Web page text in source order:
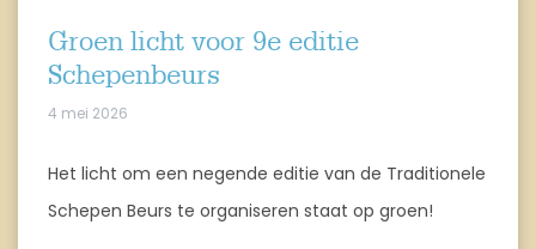
Groen licht voor 9e editie
Schepenbeurs
4 mei 2026
Het licht om een negende editie van de Traditionele
Schepen Beurs te organiseren staat op groen!